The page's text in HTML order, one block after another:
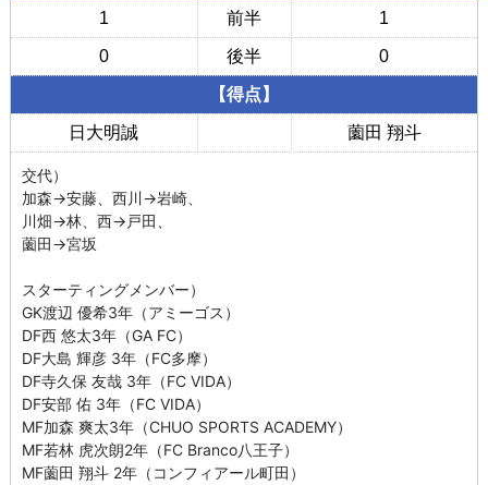
1 前半 1
0 後半 0
【得点】
日大明誠 薗田 翔斗
交代）
加森→安藤、西川→岩崎、
川畑→林、西→戸田、
薗田→宮坂
スターティングメンバー）
GK渡辺 優希3年（アミーゴス）
DF西 悠太3年（GA FC）
DF大島 輝彦 3年（FC多摩）
DF寺久保 友哉 3年（FC VIDA）
DF安部 佑 3年（FC VIDA）
MF加森 爽太3年（CHUO SPORTS ACADEMY）
MF若林 虎次朗2年（FC Branco八王子）
MF薗田 翔斗 2年（コンフィアール町田）